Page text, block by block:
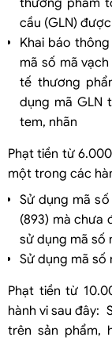
cầu (GLN)
Khai báo
mã số mã
tế thương
dụng mã GLN
tem, nhãn
Phạt tiền từ
một trong các
Sử dụng mã
(893) mà chưa
sử dụng mã số
Sử dụng mã số
Phạt tiền từ
hành vi sau đây:
trên sản phẩm,